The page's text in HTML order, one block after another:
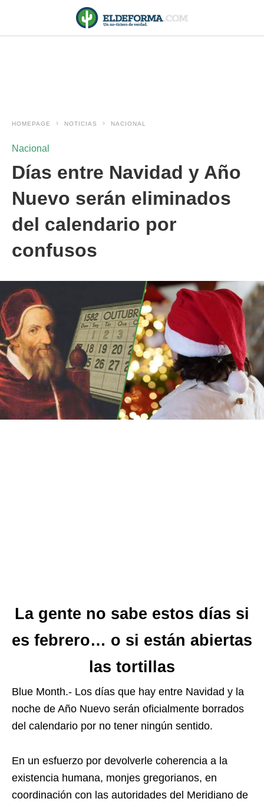
HOMEPAGE NOTICIAS NACIONAL
Nacional
Días entre Navidad y Año
Nuevo serán eliminados
del calendario por
confusos
La gente no sabe estos días si
es febrero… o si están abiertas
las tortillas
Blue Month.- Los días que hay entre Navidad y la
noche de Año Nuevo serán oficialmente borrados
del calendario por no tener ningún sentido.
En un esfuerzo por devolverle coherencia a la
existencia humana, monjes gregorianos, en
coordinación con las autoridades del Meridiano de